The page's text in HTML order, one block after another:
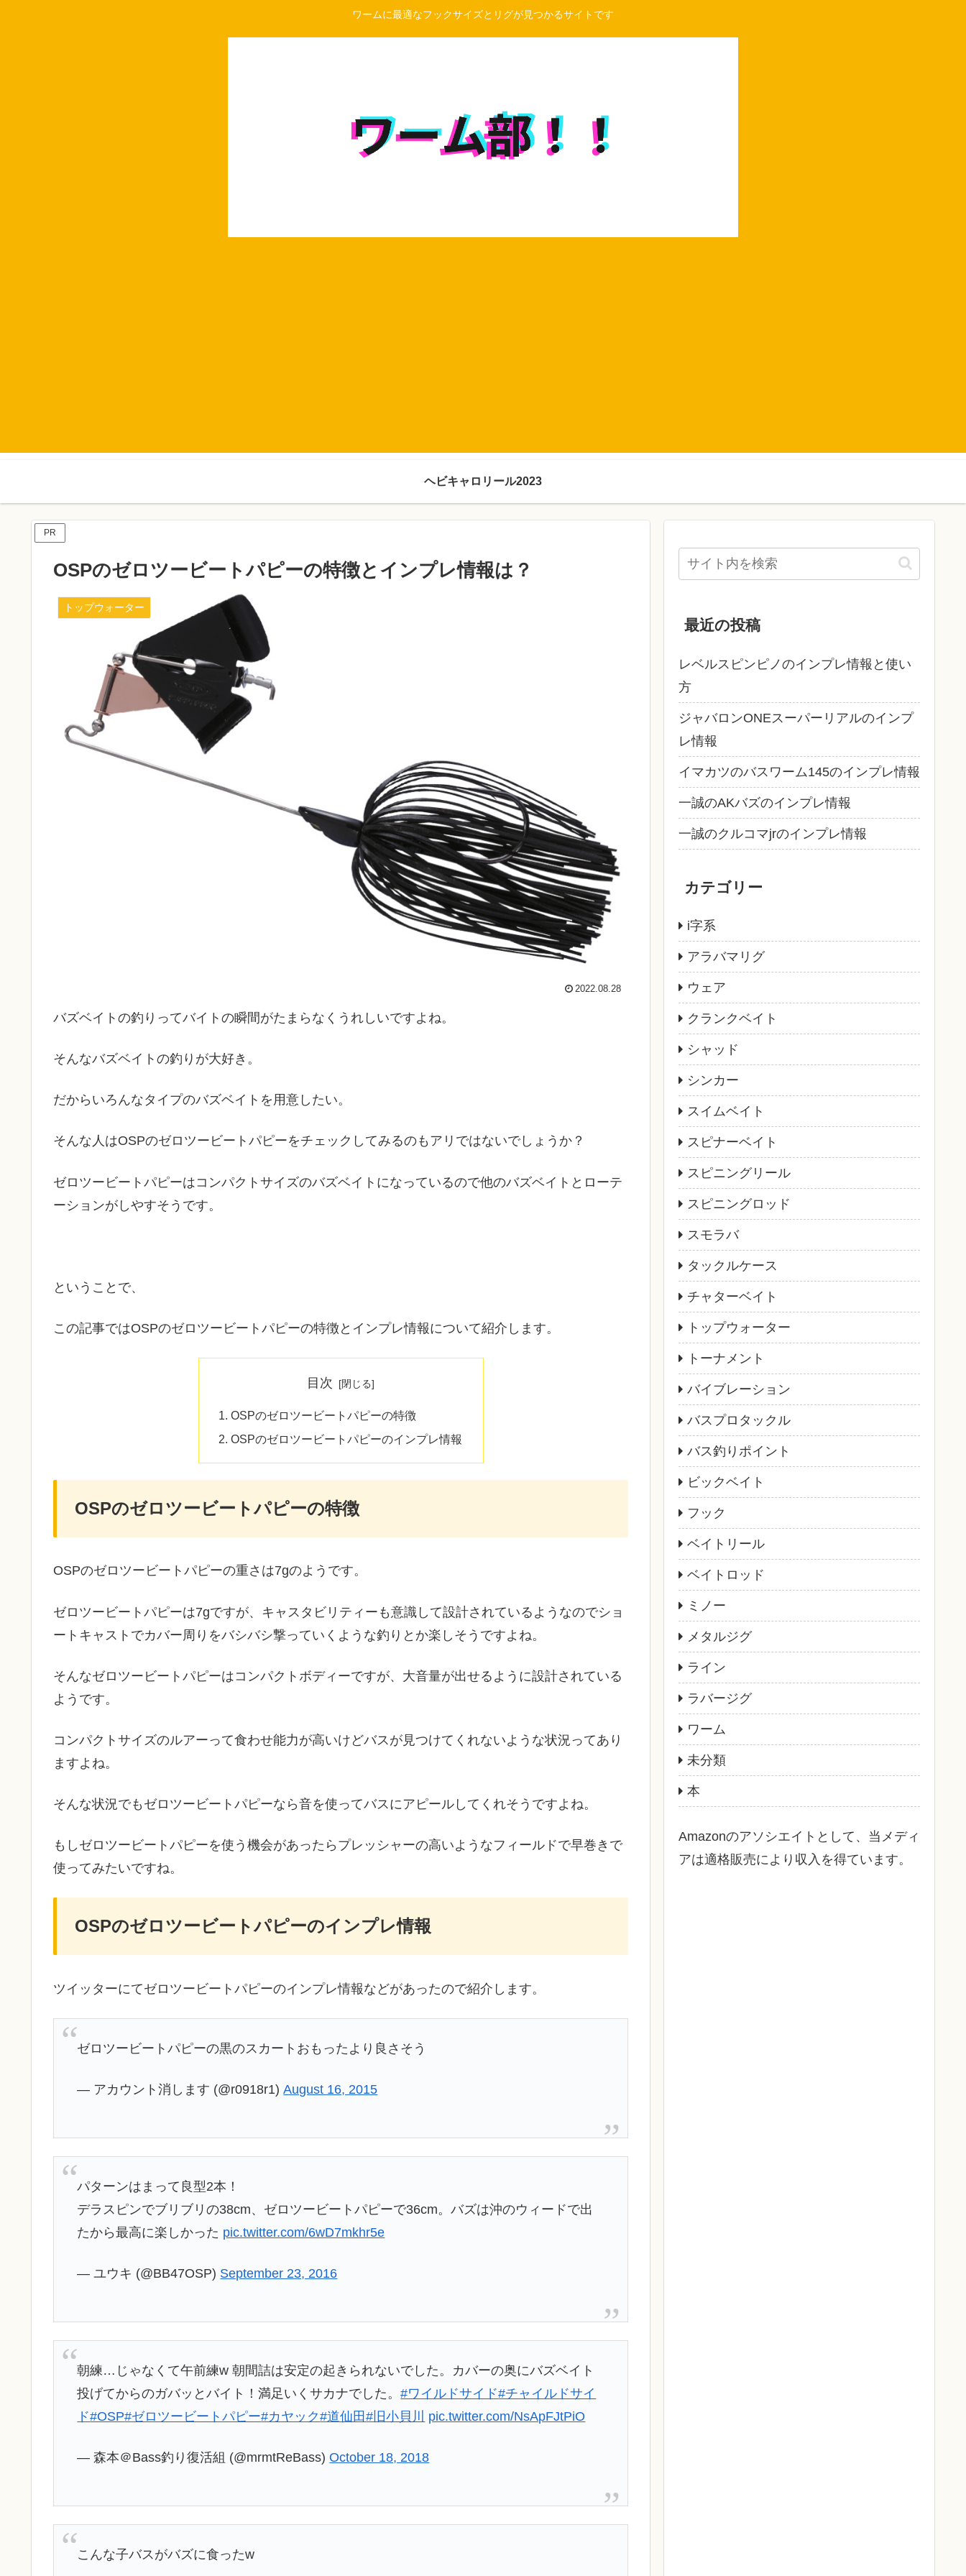
ワームに最適なフックサイズとリグが見つかるサイトです
ヘビキャロリール2023
PR
OSPのゼロツービートパピーの特徴とインプレ情報は？
トップウォーター
2022.08.28
バズベイトの釣りってバイトの瞬間がたまらなくうれしいですよね。
そんなバズベイトの釣りが大好き。
だからいろんなタイプのバズベイトを用意したい。
そんな人はOSPのゼロツービートパピーをチェックしてみるのもアリではないでしょうか？
ゼロツービートパピーはコンパクトサイズのバズベイトになっているので他のバズベイトとローテ
ーションがしやすそうです。
ということで、
この記事ではOSPのゼロツービートパピーの特徴とインプレ情報について紹介します。
目次
OSPのゼロツービートパピーの特徴
OSPのゼロツービートパピーのインプレ情報
OSPのゼロツービートパピーの特徴
OSPのゼロツービートパピーの重さは7gのようです。
ゼロツービートパピーは7gですが、キャスタビリティーも意識して設計されているようなのでショ
ートキャストでカバー周りをバシバシ撃っていくような釣りとか楽しそうですよね。
そんなゼロツービートパピーはコンパクトボディーですが、大音量が出せるように設計されている
ようです。
コンパクトサイズのルアーって食わせ能力が高いけどバスが見つけてくれないような状況ってあり
ますよね。
そんな状況でもゼロツービートパピーなら音を使ってバスにアピールしてくれそうですよね。
もしゼロツービートパピーを使う機会があったらプレッシャーの高いようなフィールドで早巻きで
使ってみたいですね。
OSPのゼロツービートパピーのインプレ情報
ツイッターにてゼロツービートパピーのインプレ情報などがあったので紹介します。
ゼロツービートパピーの黒のスカートおもったより良さそう
— アカウント消します (@r0918r1)August 16, 2015
パターンはまって良型2本！
デラスピンでブリブリの38cm、ゼロツービートパピーで36cm。バズは沖のウィードで出
たから最高に楽しかった pic.twitter.com/6wD7mkhr5e
— ユウキ (@BB47OSP) September 23, 2016
朝練…じゃなくて午前練w 朝間詰は安定の起きられないでした。カバーの奥にバズベイト
投げてからのガバッとバイト！満足いくサカナでした。#ワイルドサイド#チャイルドサイ
ド#OSP#ゼロツービートパピー#カヤック#道仙田#旧小貝川 pic.twitter.com/NsApFJtPiO
— 森本＠Bass釣り復活組 (@mrmtReBass)October 18, 2018
こんな子バスがバズに食ったw
最近の投稿
レベルスピンピノのインプレ情報と使い
方
ジャバロンONEスーパーリアルのインプ
レ情報
イマカツのバスワーム145のインプレ情報
一誠のAKバズのインプレ情報
一誠のクルコマjrのインプレ情報
カテゴリー
i字系
アラバマリグ
ウェア
クランクベイト
シャッド
シンカー
スイムベイト
スピナーベイト
スピニングリール
スピニングロッド
スモラバ
タックルケース
チャターベイト
トップウォーター
トーナメント
バイブレーション
バスプロタックル
バス釣りポイント
ビックベイト
フック
ベイトリール
ベイトロッド
ミノー
メタルジグ
ライン
ラバージグ
ワーム
未分類
本
Amazonのアソシエイトとして、当メディ
アは適格販売により収入を得ています。